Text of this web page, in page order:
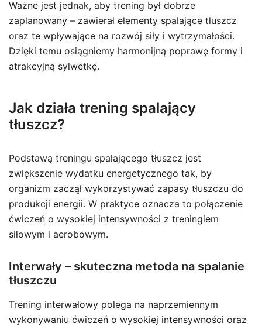
Ważne jest jednak, aby trening był dobrze
zaplanowany – zawierał elementy spalające tłuszcz
oraz te wpływające na rozwój siły i wytrzymałości.
Dzięki temu osiągniemy harmonijną poprawę formy i
atrakcyjną sylwetkę.
Jak działa trening spalający
tłuszcz?
Podstawą treningu spalającego tłuszcz jest
zwiększenie wydatku energetycznego tak, by
organizm zaczął wykorzystywać zapasy tłuszczu do
produkcji energii. W praktyce oznacza to połączenie
ćwiczeń o wysokiej intensywności z treningiem
siłowym i aerobowym.
Interwały – skuteczna metoda na spalanie
tłuszczu
Trening interwałowy polega na naprzemiennym
wykonywaniu ćwiczeń o wysokiej intensywności oraz